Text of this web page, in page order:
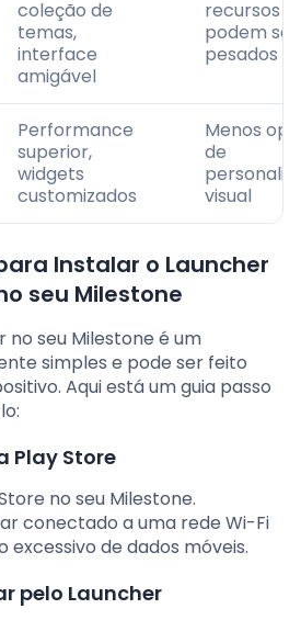
coleção de
temas,
interface
amigável
recursos
podem ser
pesados
Performance
superior,
widgets
customizados
Menos
de
visual
Instalar o Launcher
seu Milestone
seu Milestone é um
simples e pode ser feito
Aqui está um guia passo
Play Store
no seu Milestone.
conectado a uma rede Wi-Fi
de dados móveis.
pelo Launcher